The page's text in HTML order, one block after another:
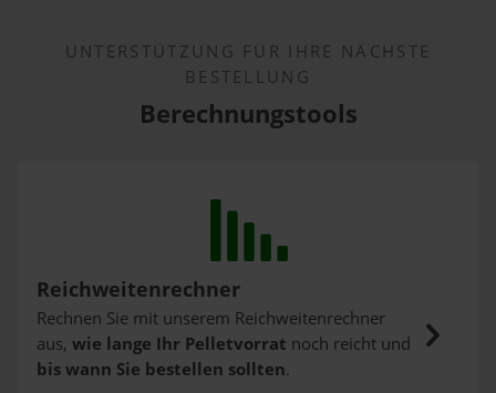
UNTERSTÜTZUNG FÜR IHRE NÄCHSTE
BESTELLUNG
Berechnungstools
Reichweitenrechner
Rechnen Sie mit unserem Reichweitenrechner
aus, wie lange Ihr Pelletvorrat noch reicht und
bis wann Sie bestellen sollten.